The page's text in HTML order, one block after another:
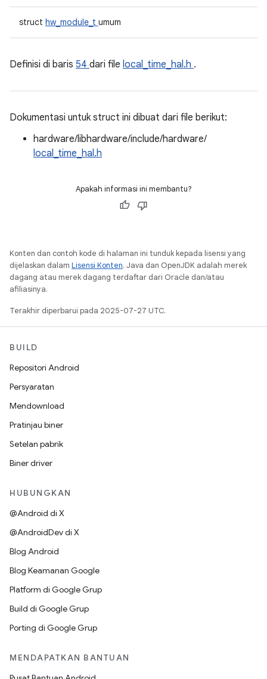
struct hw_module_t umum
Definisi di baris 54 dari file local_time_hal.h .
Dokumentasi untuk struct ini dibuat dari file berikut:
hardware/libhardware/include/hardware/
local_time_hal.h
Apakah informasi ini membantu?
Konten dan contoh kode di halaman ini tunduk kepada lisensi yang
dijelaskan dalam Lisensi Konten. Java dan OpenJDK adalah merek
dagang atau merek dagang terdaftar dari Oracle dan/atau
afiliasinya.
Terakhir diperbarui pada 2025-07-27 UTC.
BUILD
Repositori Android
Persyaratan
Mendownload
Pratinjau biner
Setelan pabrik
Biner driver
HUBUNGKAN
@Android di X
@AndroidDev di X
Blog Android
Blog Keamanan Google
Platform di Google Grup
Build di Google Grup
Porting di Google Grup
MENDAPATKAN BANTUAN